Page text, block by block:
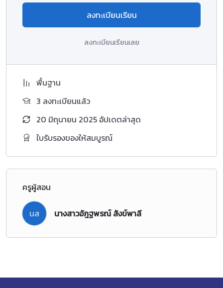
แสดงความคิดเห็นโดยให้เหตุผลส้ัน ๆ เกี่ยวกบั ตนเองกิจวตัรประ
จา วนั สิ่งแวดลอ้ ม เหตุการณ์ที่อยใู่ นความ
ภาษา เปรียบเทียบที่อยใู่ นความสนใจของ
เป็นอยขู่ องไทยและของเจา้ของภาษา เห็นคุณค่าของภาองักฤษ เขา้
ร่วมกิจกรรมทางภาษาและวฒั นธรรมตาม
ความสนใจมีทักษะการคิดให้เหตุผล รักความเป็ นไทยและมีจิต
สาธารณะ โดยใช้กระบวนการการสื่อสาร
การคิด การแกป้ ัญหาการใชเ้ทคโนโลยีและการใช้ทักษะชีวิต
เพื่อให้ผู้เรียนใฝ่ เรียนรู้ อยู่อยา่ งพอเพียง มุ่งมนั่ ในการทา งาน รัก
ความเป็นไทย รักความสะอาด มี
สุนทรียภาพทางภาษา มีเหตุผล สามารถแกไ้ขปัญหาเฉพาะหนา้ มี
มารยาทสังคม หมนั่ พฒั นาตนเองแ
ลงทะเบียนเรียน
ลงทะเบียนเรียนเลย
พื้นฐาน
3 ลงทะเบียนแล้ว
20 มิถุนายน 2025 อัปเดตล่าสุด
ใบรับรองของให้สมบูรณ์
ครูผู้สอน
นส นางสาวอัฎฐพรณ์ สังข์พาลี